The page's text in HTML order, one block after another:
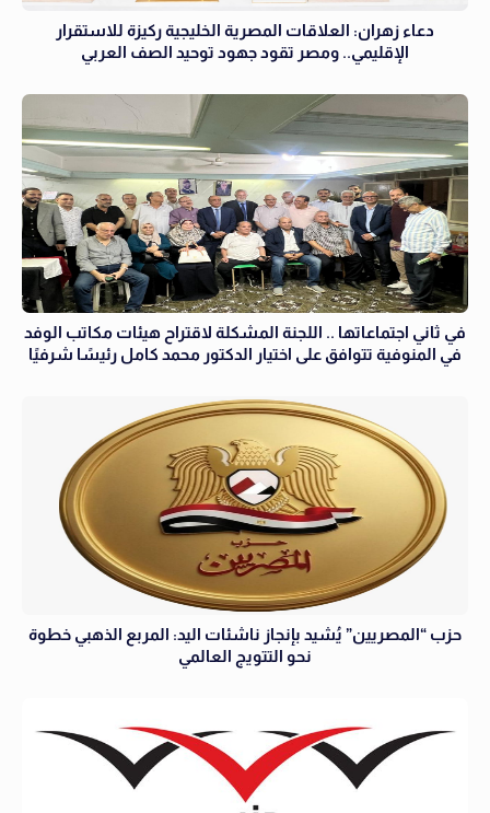
دعاء زهران: العلاقات المصرية الخليجية ركيزة للاستقرار
الإقليمي.. ومصر تقود جهود توحيد الصف العربي
في ثاني اجتماعاتها .. اللجنة المشكلة لاقتراح هيئات مكاتب الوفد
في المنوفية تتوافق على اختيار الدكتور محمد كامل رئيسًا شرفيًا
حزب “المصريين” يُشيد بإنجاز ناشئات اليد: المربع الذهبي خطوة
نحو التتويج العالمي